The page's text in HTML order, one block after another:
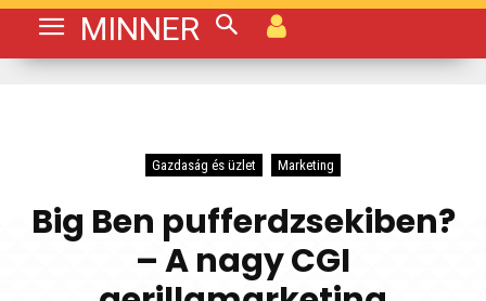
MINNER
Gazdaság és üzlet Marketing
Big Ben pufferdzsekiben?
– A nagy CGI